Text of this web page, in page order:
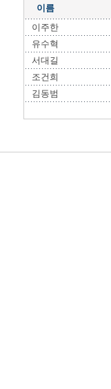
이름
이주한
유수혁
서대길
조건희
김동범